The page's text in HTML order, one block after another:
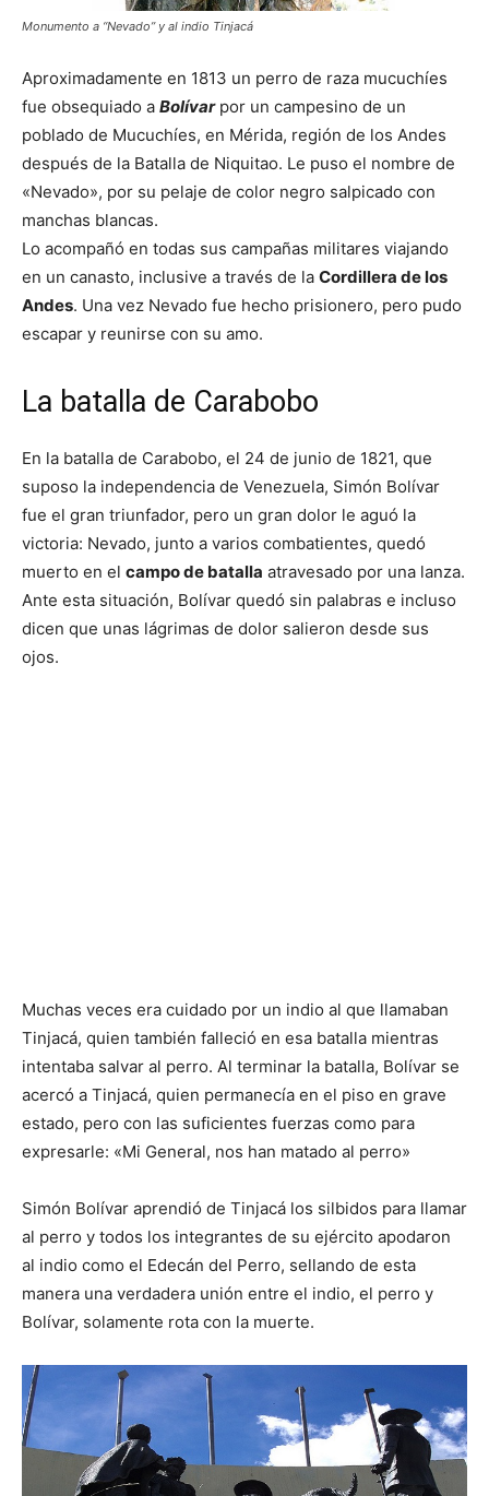
Monumento a “Nevado” y al indio Tinjacá
Aproximadamente en 1813 un perro de raza mucuchíes
fue obsequiado a Bolívarpor un campesino de un
poblado de Mucuchíes, en Mérida, región de los Andes
después de la Batalla de Niquitao. Le puso el nombre de
«Nevado», por su pelaje de color negro salpicado con
manchas blancas.
Lo acompañó en todas sus campañas militares viajando
en un canasto, inclusive a través de la Cordillera de los
Andes. Una vez Nevado fue hecho prisionero, pero pudo
escapar y reunirse con su amo.
La batalla de Carabobo
En la batalla de Carabobo, el 24 de junio de 1821, que
suposo la independencia de Venezuela, Simón Bolívar
fue el gran triunfador, pero un gran dolor le aguó la
victoria: Nevado, junto a varios combatientes, quedó
muerto en el campo de batalla atravesado por una lanza.
Ante esta situación, Bolívar quedó sin palabras e incluso
dicen que unas lágrimas de dolor salieron desde sus
ojos.
Muchas veces era cuidado por un indio al que llamaban
Tinjacá, quien también falleció en esa batalla mientras
intentaba salvar al perro. Al terminar la batalla, Bolívar se
acercó a Tinjacá, quien permanecía en el piso en grave
estado, pero con las suficientes fuerzas como para
expresarle: «Mi General, nos han matado al perro»
Simón Bolívar aprendió de Tinjacá los silbidos para llamar
al perro y todos los integrantes de su ejército apodaron
al indio como el Edecán del Perro, sellando de esta
manera una verdadera unión entre el indio, el perro y
Bolívar, solamente rota con la muerte.